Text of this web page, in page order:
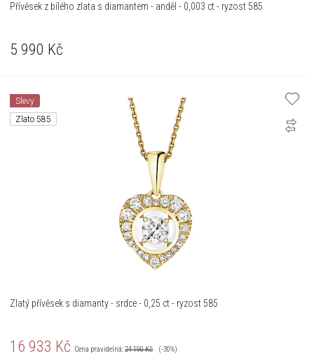
Přívěsek z bílého zlata s diamantem - anděl - 0,003 ct - ryzost 585
5 990 Kč
Slevy
Zlato 585
Zlatý přívěsek s diamanty - srdce - 0,25 ct - ryzost 585
16 933 Kč Cena pravidelná:24 190Kč
(-30%)